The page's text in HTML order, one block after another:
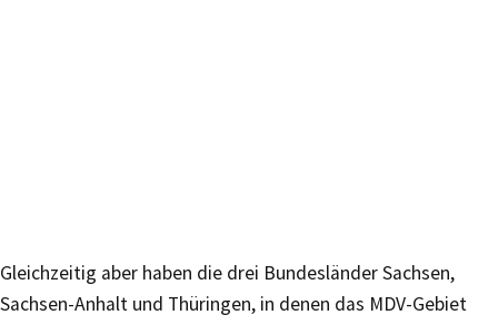
Gleichzeitig aber haben die drei Bundesländer Sachsen,
Sachsen-Anhalt und Thüringen, in denen das MDV-Gebiet